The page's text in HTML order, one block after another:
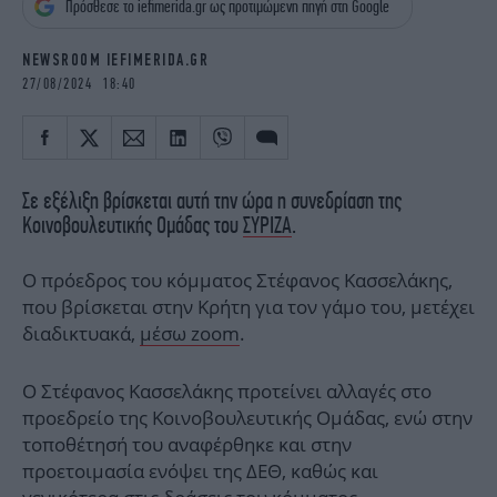
iBOOKS
ΖΩΔΙΑ
MEDIA
NEWSLETTER
Πρόσθεσε το iefimerida.gr ως προτιμώμενη πηγή στη Google
NEWSROOM IEFIMERIDA.GR
27/08/2024 18:40
Σε εξέλιξη βρίσκεται αυτή την ώρα η συνεδρίαση της
Κοινοβουλευτικής Ομάδας του ΣΥΡΙΖΑ.
Ο πρόεδρος του κόμματος Στέφανος Κασσελάκης,
που βρίσκεται στην Κρήτη για τον γάμο του, μετέχει
διαδικτυακά, μέσω zoom.
Ο Στέφανος Κασσελάκης προτείνει αλλαγές στο
προεδρείο της Κοινοβουλευτικής Ομάδας, ενώ στην
τοποθέτησή του αναφέρθηκε και στην
προετοιμασία ενόψει της ΔΕΘ, καθώς και